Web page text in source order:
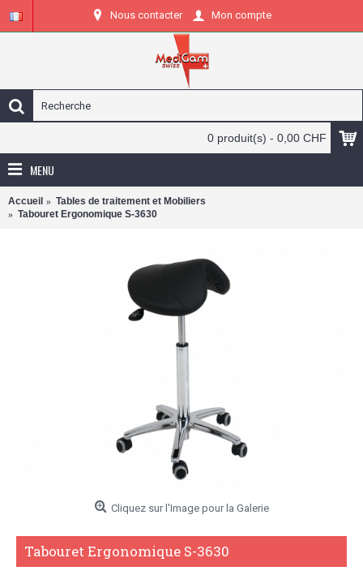
Nous contacter Mon compte
0 produit(s) - 0,00 CHF
MENU
Accueil
Tables de traitement et Mobiliers
Tabouret Ergonomique S-3630
Cliquez sur l'Image pour la Galerie
Tabouret Ergonomique S-3630